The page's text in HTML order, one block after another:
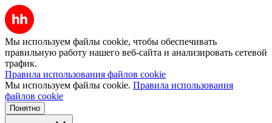
Мы используем файлы cookie, чтобы обеспечивать
правильную работу нашего веб-сайта и анализировать сетевой
трафик.
Правила использования файлов cookie
Мы используем файлы cookie. Правила использования
файлов cookie
Понятно